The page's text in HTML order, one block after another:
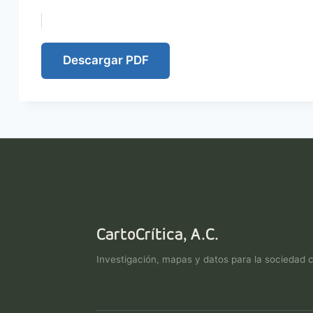
Descargar PDF
CartoCrítica, A.C.
Investigación, mapas y datos para la sociedad